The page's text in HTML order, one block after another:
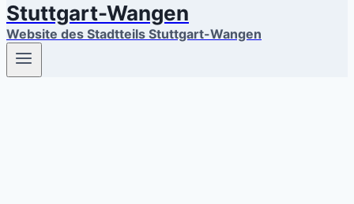
Stuttgart-Wangen
Website des Stadtteils Stuttgart-Wangen